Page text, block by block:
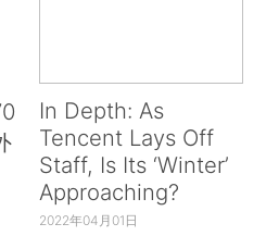
In Depth: As
Tencent Lays Off
Staff, Is Its ‘Winter’
Approaching?
2022年04月01日